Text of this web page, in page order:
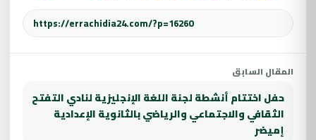
المقال السابق
حفل اختتام أنشطة لجنة اللغة الإنجليزية لنادي التفتح
الثقافي والاجتماعي والرياضي بالثانوية الإعدادية
إميضر